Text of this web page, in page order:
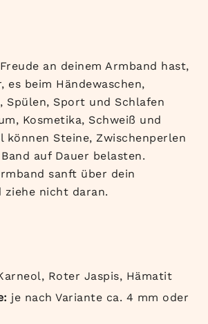
an deinem Armband hast,
es beim Händewaschen,
Spülen, Sport und Schlafen
Kosmetika, Schweiß und
können Steine, Zwischenperlen
auf Dauer belasten.
sanft über dein
ziehe nicht daran.
Roter Jaspis, Hämatit
je nach Variante ca. 4 mm oder